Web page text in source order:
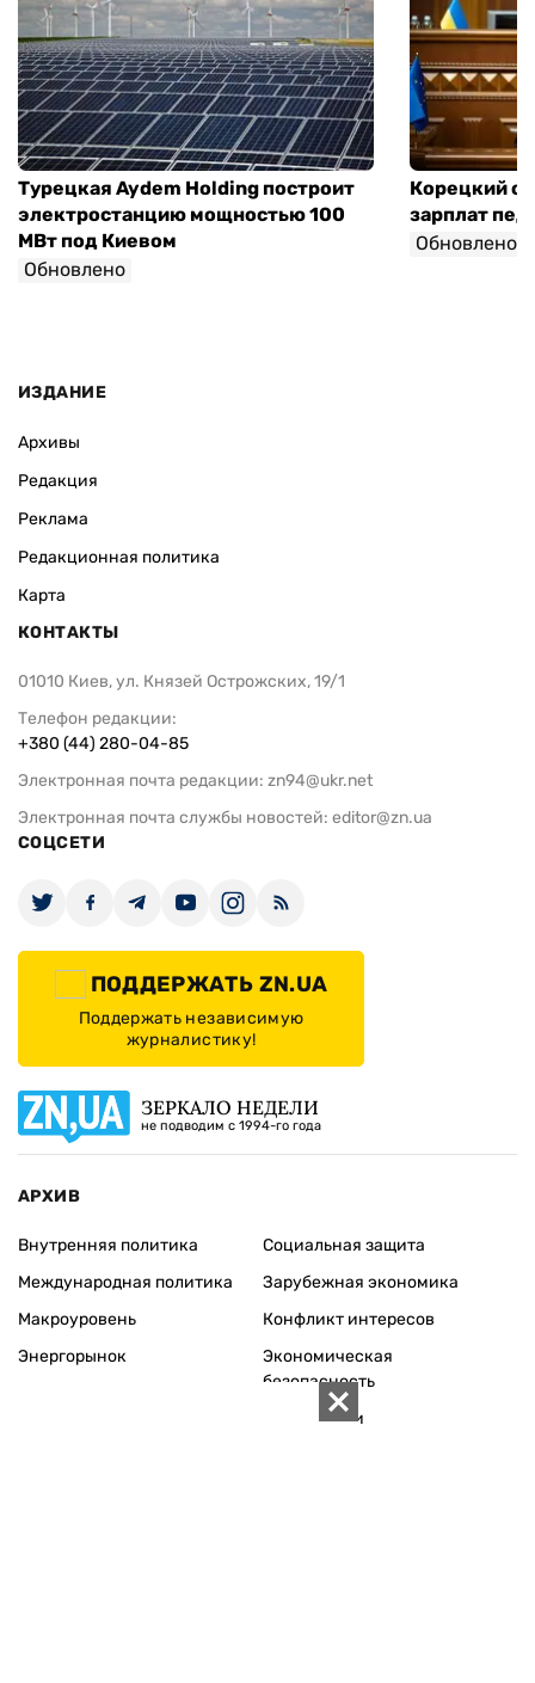
Турецкая Aydem Holding построит
электростанцию мощностью 100
МВт под Киевом
Обновлено
Корецкий
зарплат
Обновлено
ИЗДАНИЕ
Архивы
Редакция
Реклама
Редакционная политика
Карта
КОНТАКТЫ
01010 Киев, ул. Князей Острожских, 19/1
Телефон редакции:
+380 (44) 280-04-85
Электронная почта редакции: zn94@ukr.net
Электронная почта службы новостей: editor@zn.ua
СОЦСЕТИ
ПОДДЕРЖАТЬ ZN.UA
Поддержать независимую
журналистику!
ЗЕРКАЛО НЕДЕЛИ
не подводим с 1994-го года
АРХИВ
Внутренняя политика
Международная политика
Макроуровень
Энергорынок
Социальная защита
Зарубежная экономика
Конфликт интересов
Экономическая
безопасность
Персоналии